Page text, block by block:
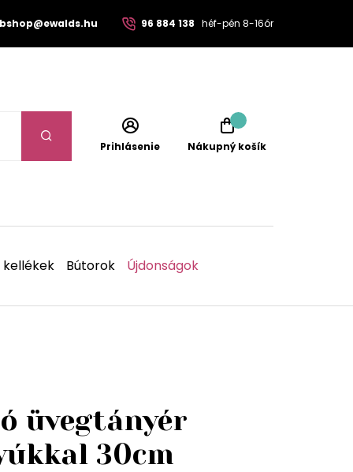
96 884 138 héf-pén 8-16ór
Prihlásenie Nákupný košík
kellékek Bútorok Újdonságok
üvegtányér
30cm